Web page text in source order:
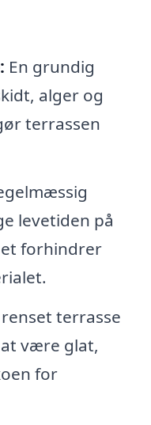
En grundig
alger og
terrassen
levetiden på
forhindrer
renset terrasse
være glat,
for